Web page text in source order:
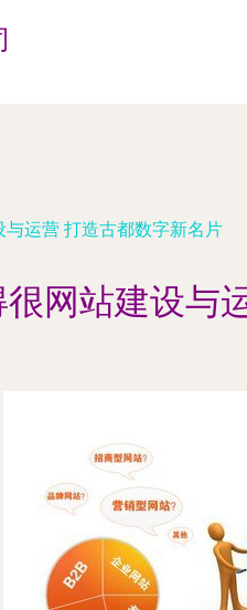
运营 打造古都数字新名片
网站建设与